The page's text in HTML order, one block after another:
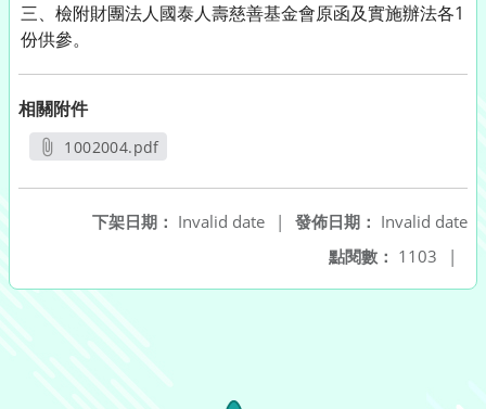
三、檢附財團法人國泰人壽慈善基金會原函及實施辦法各1
份供參。
相關附件
1002004.pdf
發佈日期： Invalid date
下架日期： Invalid date
|
點閱數： 1103 |